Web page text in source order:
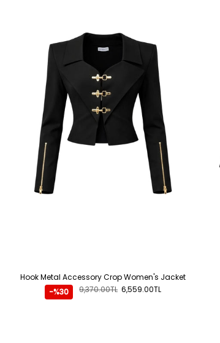
Hook Metal Accessory Crop Women's Jacket
6,559.00TL
9,370.00TL
-%30